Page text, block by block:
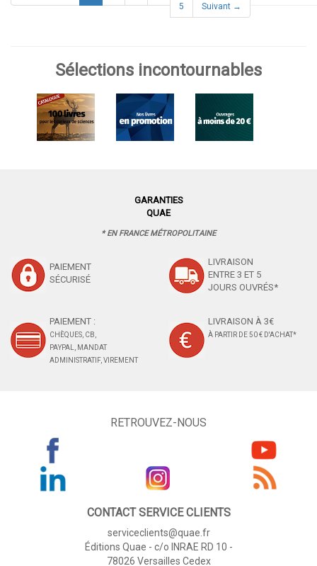
5
Suivant →
Sélections incontournables
GARANTIES
QUAE
* EN FRANCE MÉTROPOLITAINE
PAIEMENT
SÉCURISÉ
LIVRAISON
ENTRE 3 ET 5
JOURS OUVRÉS*
PAIEMENT :
CHÈQUES, CB,
PAYPAL, MANDAT
ADMINISTRATIF, VIREMENT
LIVRAISON À 3€
À PARTIR DE 50 € D'ACHAT*
RETROUVEZ-NOUS
CONTACT SERVICE CLIENTS
serviceclients@quae.fr
Éditions Quae - c/o INRAE RD 10 -
78026 Versailles Cedex